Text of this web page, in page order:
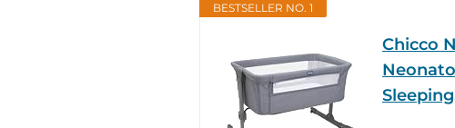
BESTSELLER NO. 1
Chicco